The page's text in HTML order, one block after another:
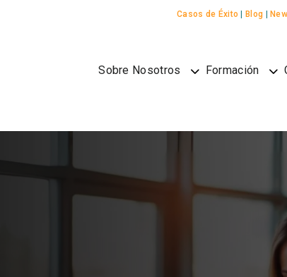
Casos de Éxito Blog
Sobre Nosotros Formación